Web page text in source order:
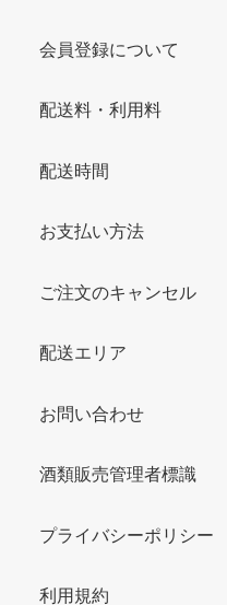
会員登録について
配送料・利用料
配送時間
お支払い方法
ご注文のキャンセル
配送エリア
お問い合わせ
酒類販売管理者標識
プライバシーポリシー
利用規約